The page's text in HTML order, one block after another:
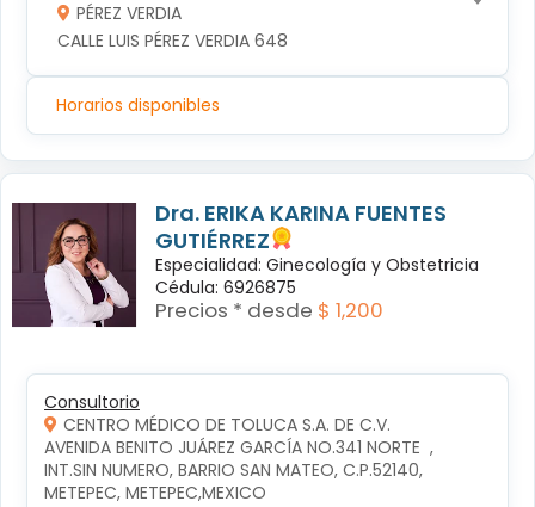
PÉREZ VERDIA
CALLE LUIS PÉREZ VERDIA 648
Horarios disponibles
Dra. ERIKA KARINA FUENTES
GUTIÉRREZ
Especialidad: Ginecología y Obstetricia
Cédula: 6926875
Precios * desde $ 1,200
Consultorio
CENTRO MÉDICO DE TOLUCA S.A. DE C.V.
AVENIDA BENITO JUÁREZ GARCÍA NO.341 NORTE  ,
INT.SIN NUMERO, BARRIO SAN MATEO, C.P.52140,
METEPEC, METEPEC,MEXICO